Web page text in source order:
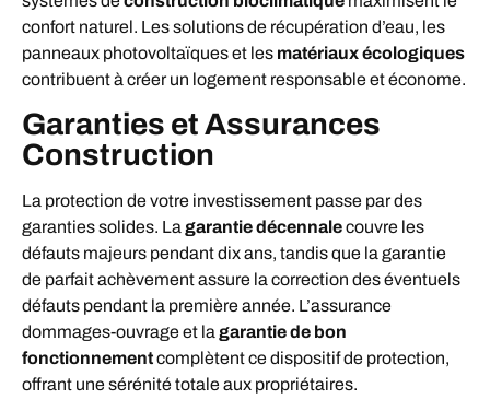
confort naturel. Les solutions de récupération d’eau, les
panneaux photovoltaïques et les matériaux écologiques
contribuent à créer un logement responsable et économe.
Garanties et Assurances
Construction
La protection de votre investissement passe par des
garanties solides. La garantie décennalecouvre les
défauts majeurs pendant dix ans, tandis que la garantie
de parfait achèvement assure la correction des éventuels
défauts pendant la première année. L’assurance
dommages-ouvrage et la garantie de bon
fonctionnementcomplètent ce dispositif de protection,
offrant une sérénité totale aux propriétaires.